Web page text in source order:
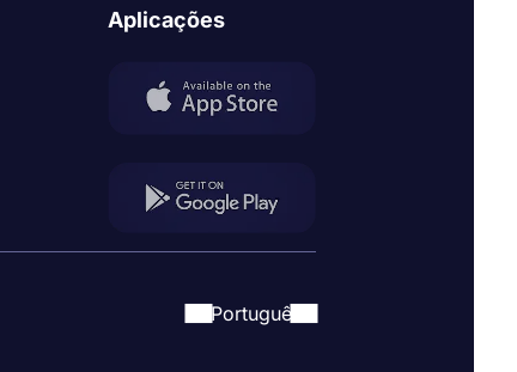
Aplicações
Portuguê